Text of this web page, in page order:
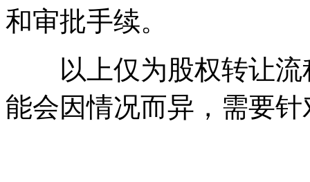
和审批手续。
以上仅为股权转让流
能会因情况而异，需要